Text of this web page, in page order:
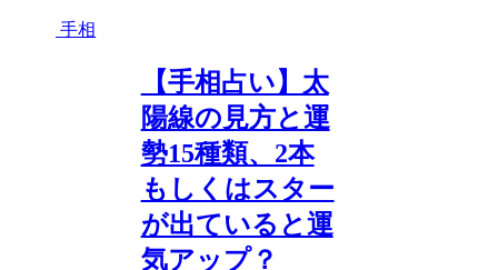
手相
【手相占い】太
陽線の見方と運
勢15種類、2本
もしくはスター
が出ていると運
気アップ？